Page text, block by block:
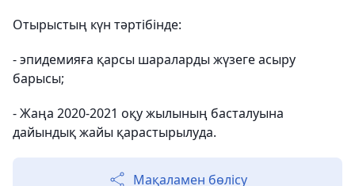
Отырыстың күн тәртібінде:
- эпидемияға қарсы шараларды жүзеге асыру
барысы;
- Жаңа 2020-2021 оқу жылының басталуына
дайындық жайы қарастырылуда.
Мақаламен бөлісу